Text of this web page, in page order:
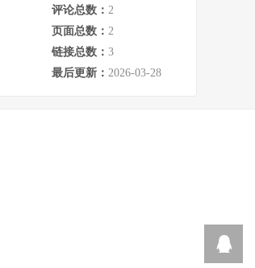
评论总数： 2
页面总数： 2
链接总数： 3
最后更新： 2026-03-28